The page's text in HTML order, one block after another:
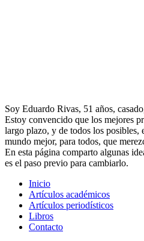
Soy Eduardo Rivas, 51 años,
Estoy convencido que los mejores
largo plazo, y de todos los posibles,
mundo mejor, para todos, que
En esta página comparto algunas
es el paso previo para cambiarlo.
Inicio
Artículos académicos
Artículos periodísticos
Libros
Contacto